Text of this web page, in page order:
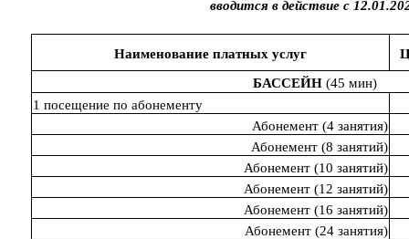
вводится в действие с
Наименование платных услуг
БАССЕЙН(45 мин)
1 посещение по абонементу
Абонемент (4 занятия)
Абонемент (8 занятий)
Абонемент (10 занятий)
Абонемент (12 занятий)
Абонемент (16 занятий)
Абонемент (24 занятия)